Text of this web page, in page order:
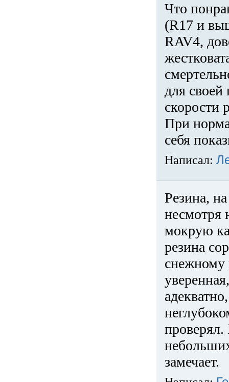
Что
(R17 и
RAV4,
для
скорости
При
себя
Написал:
Резина,
несмотря
мокрую
резина
снежному
замечает.